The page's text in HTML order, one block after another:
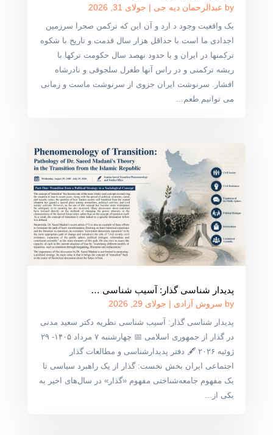
by عبدالرحمان دیه جی | جولای 31, 2026
یک واقعیت وجود د ارد و آن این که ترکمن صحرا سرزمین
اجدادی ما است با حداقل هزار سال قدمت و تاریخ با شکوه
ترکمنها در ایران و با حدود نهصد سال حکومت ترکها با
ریشه ترکمنی و در راس آنها طغرل سلجوقی و نادرشاه
افشار. سرنوشت ایران جزوی از سرنوشت ماست و زمانی
می توانیم طعم...
پدیدار شناسی گذار: آسیب شناسی …
by سروش آزادی | جولای 29, 2026
پدیدار شناسی گذار: آسیب شناسی نظریه دکتر سعید مدنی
در گذار از جمهوری اسلامی 📅 چهارشنبه ۷ مرداد ۱۴۰۵- ۲۹
ژوئیه ۲۰۲۶ 🖋 دفتر پدیدارشناسی و مطالعات گذار
اجتماعی ایران بخش نخست: گذار از یک راهبرد سیاسی تا
یک مفهوم جامعه‌شناختی مفهوم «گذار» در سال‌های اخیر به
یکی از...